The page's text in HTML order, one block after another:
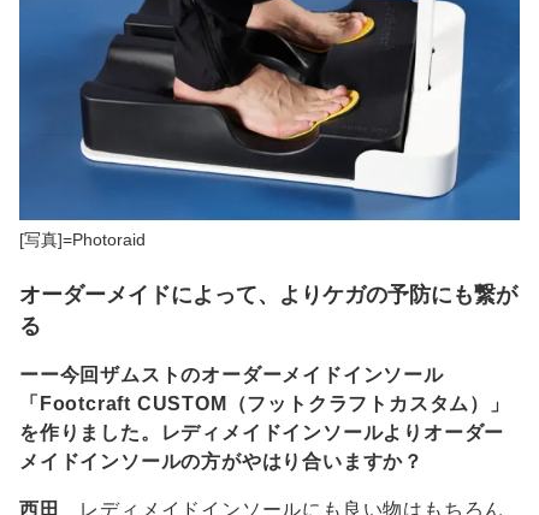
[写真]=Photoraid
オーダーメイドによって、よりケガの予防にも繋が
る
ーー今回ザムストのオーダーメイドインソール
「Footcraft CUSTOM（フットクラフトカスタム）」
を作りました。レディメイドインソールよりオーダー
メイドインソールの方がやはり合いますか？
西田 レディメイドインソールにも良い物はもちろん